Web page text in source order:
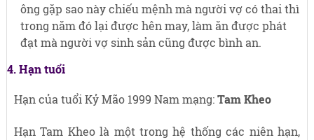
ông gặp sao này chiếu mệnh mà người vợ có thai thì
trong năm đó lại được hên may, làm ăn được phát
đạt mà người vợ sinh sản cũng được bình an.
4. Hạn tuổi
Hạn của tuổi Kỷ Mão 1999 Nam mạng:Tam Kheo
Hạn Tam Kheo là một trong hệ thống các niên hạn,